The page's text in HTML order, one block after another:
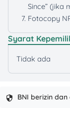
Since” (jika
Fotocopy
Syarat
Tidak ada
BNI berizin